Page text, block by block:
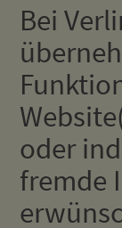
Bei
oder
fremde